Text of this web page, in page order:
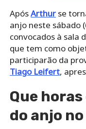
ApósArthur se
anjo neste sábado
convocados à sala
que tem como
participarão da
Tiago Leifert,
Que
do anjo no